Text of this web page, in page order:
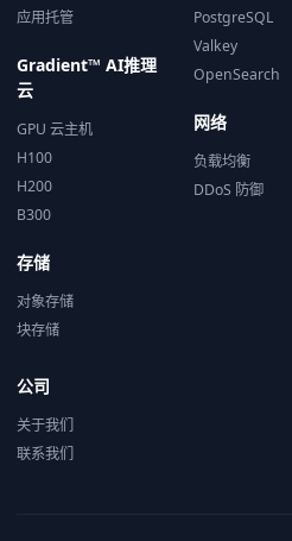
应用托管
Gradient™ AI推理
云
GPU 云主机
H100
H200
B300
存储
对象存储
块存储
PostgreSQL
Valkey
OpenSearch
网络
负载均衡
DDoS 防御
公司
关于我们
联系我们